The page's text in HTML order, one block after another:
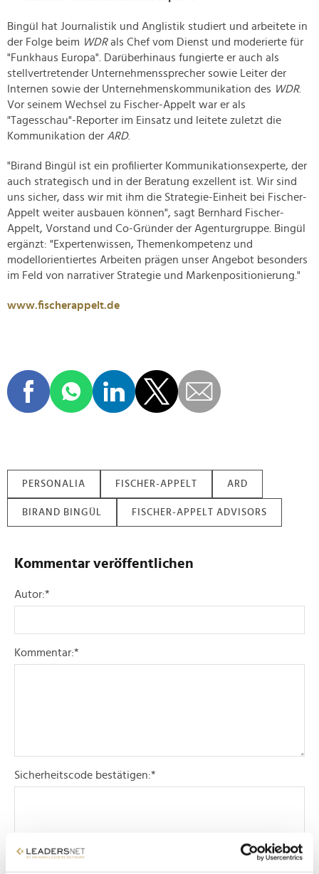
Bingül hat Journalistik und Anglistik studiert und arbeitete in
der Folge beim WDRals Chef vom Dienst und moderierte für
"Funkhaus Europa". Darüberhinaus fungierte er auch als
stellvertretender Unternehmenssprecher sowie Leiter der
Internen sowie der Unternehmenskommunikation des WDR.
Vor seinem Wechsel zu Fischer-Appelt war er als
"Tagesschau"-Reporter im Einsatz und leitete zuletzt die
Kommunikation der ARD.
"Birand Bingül ist ein profilierter Kommunikationsexperte, der
auch strategisch und in der Beratung exzellent ist. Wir sind
uns sicher, dass wir mit ihm die Strategie-Einheit bei Fischer-
Appelt weiter ausbauen können", sagt Bernhard Fischer-
Appelt, Vorstand und Co-Gründer der Agenturgruppe. Bingül
ergänzt: "Expertenwissen, Themenkompetenz und
modellorientiertes Arbeiten prägen unser Angebot besonders
im Feld von narrativer Strategie und Markenpositionierung."
www.fischerappelt.de
PERSONALIA FISCHER-APPELT ARD
BIRAND BINGÜL FISCHER-APPELT ADVISORS
Kommentar veröffentlichen
Autor:*
Kommentar:*
Sicherheitscode bestätigen:*